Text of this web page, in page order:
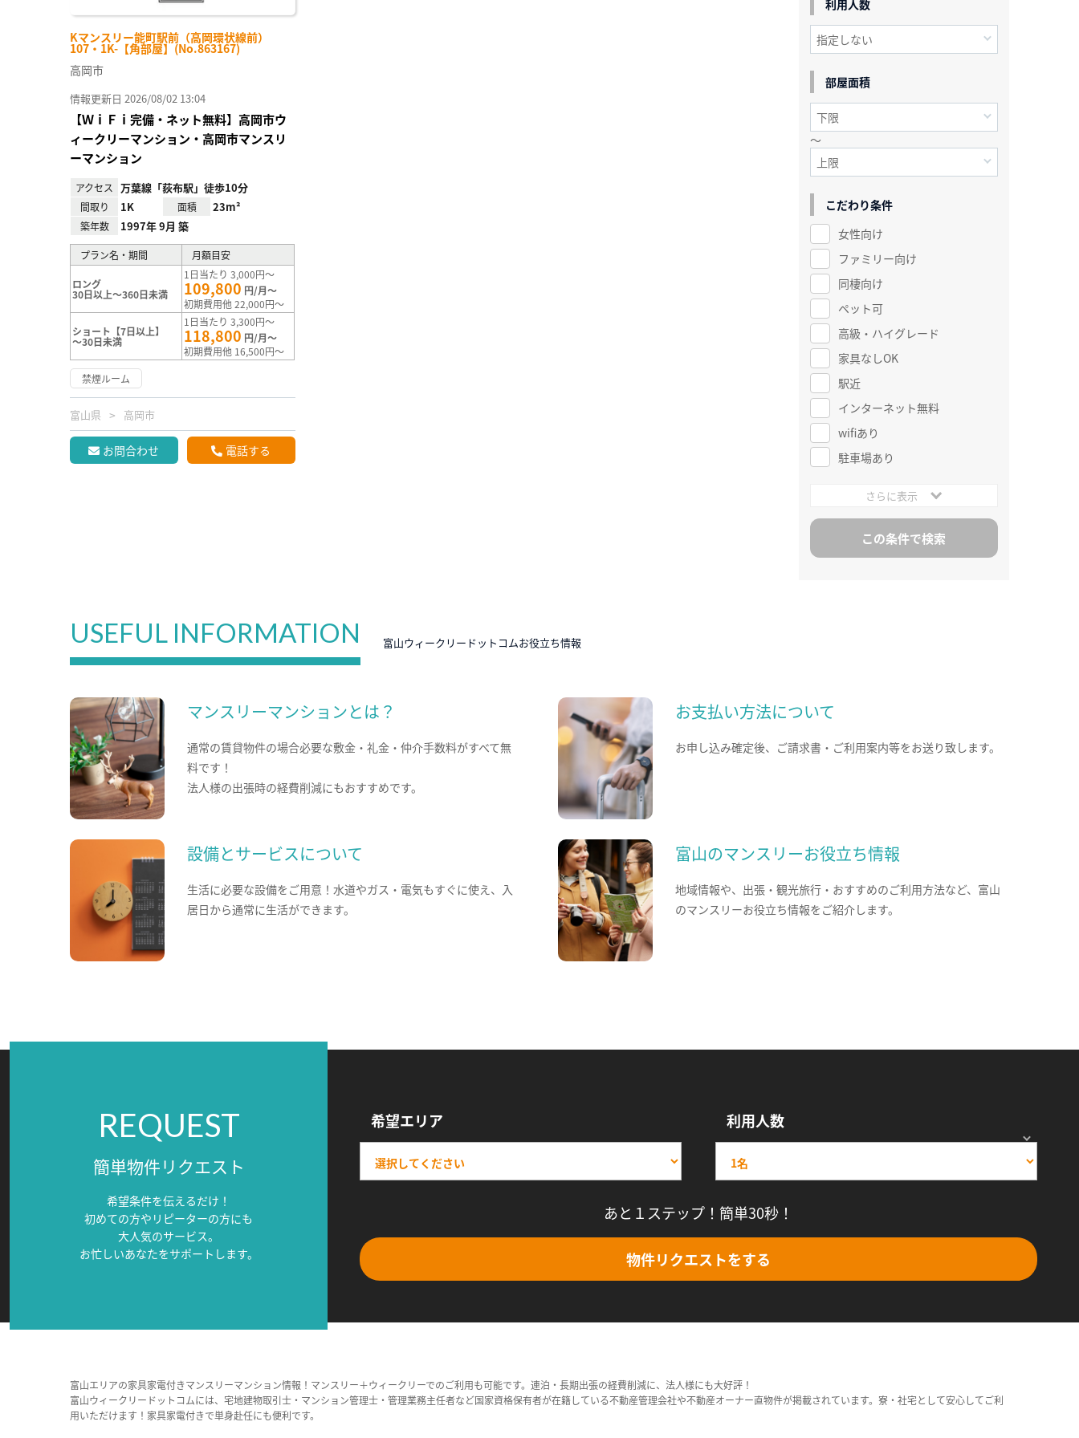
Kマンスリー能町駅前（高岡環状線前）
107・1K-【角部屋】(No.863167)
高岡市
情報更新日 2026/08/02 13:04
【ＷｉＦｉ完備・ネット無料】高岡市ウ
ィークリーマンション・高岡市マンスリ
ーマンション
アクセス 万葉線「荻布駅」徒歩10分
間取り 1K 面積 23m²
築年数 1997年 9月 築
プラン名・期間 月額目安
ロング
30日以上～360日未満
1日当たり 3,000円～
109,800 円/月～
初期費用他 22,000円～
ショート【7日以上】
～30日未満
1日当たり 3,300円～
118,800 円/月～
初期費用他 16,500円～
禁煙ルーム
富山県 高岡市
お問合わせ 電話する
利用人数
部屋面積
～
こだわり条件
女性向け
ファミリー向け
同棲向け
ペット可
高級・ハイグレード
家具なしOK
駅近
インターネット無料
wifiあり
駐車場あり
さらに表示
USEFUL INFORMATION 富山ウィークリードットコムお役立ち情報
マンスリーマンションとは？
通常の賃貸物件の場合必要な敷金・礼金・仲介手数料がすべて無
料です！
法人様の出張時の経費削減にもおすすめです。
お支払い方法について
お申し込み確定後、ご請求書・ご利用案内等をお送り致します。
設備とサービスについて
生活に必要な設備をご用意！水道やガス・電気もすぐに使え、入
居日から通常に生活ができます。
富山のマンスリーお役立ち情報
地域情報や、出張・観光旅行・おすすめのご利用方法など、富山
のマンスリーお役立ち情報をご紹介します。
REQUEST
簡単物件リクエスト
希望条件を伝えるだけ！
初めての方やリピーターの方にも
大人気のサービス。
お忙しいあなたをサポートします。
希望エリア 利用人数
あと１ステップ！簡単30秒！
物件リクエストをする
富山エリアの家具家電付きマンスリーマンション情報！マンスリー＋ウィークリーでのご利用も可能です。連泊・長期出張の経費削減に、法人様にも大好評！
富山ウィークリードットコムには、宅地建物取引士・マンション管理士・管理業務主任者など国家資格保有者が在籍している不動産管理会社や不動産オーナー直物件が掲載されています。寮・社宅として安心してご利
用いただけます！家具家電付きで単身赴任にも便利です。